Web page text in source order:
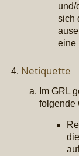
und/
sich
eine
Netiquette
Im GRL
folgende